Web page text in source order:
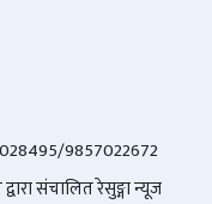
9857022672
संचालित रेसुङ्गा न्यूज